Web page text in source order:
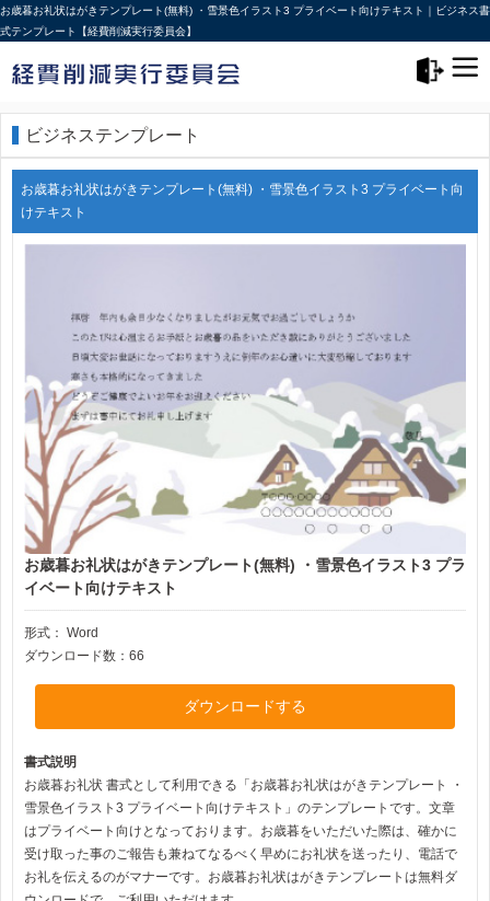
お歳暮お礼状はがきテンプレート(無料) ・雪景色イラスト3 プライベート向けテキスト｜ビジネス書
式テンプレート【経費削減実行委員会】
ビジネステンプレート
お歳暮お礼状はがきテンプレート(無料) ・雪景色イラスト3 プライベート向
けテキスト
お歳暮お礼状はがきテンプレート(無料) ・雪景色イラスト3 プラ
イベート向けテキスト
形式： Word
ダウンロード数：66
ダウンロードする
書式説明
お歳暮お礼状 書式として利用できる「お歳暮お礼状はがきテンプレート ・
雪景色イラスト3 プライベート向けテキスト」のテンプレートです。文章
はプライベート向けとなっております。お歳暮をいただいた際は、確かに
受け取った事のご報告も兼ねてなるべく早めにお礼状を送ったり、電話で
お礼を伝えるのがマナーです。お歳暮お礼状はがきテンプレートは無料ダ